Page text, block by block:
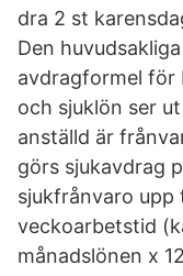
dra 2 st
Den
avdragformel för
och sjuklön ser
anställd är
görs sjukavdrag
sjukfrånvaro upp
veckoarbetstid
månadslönen x